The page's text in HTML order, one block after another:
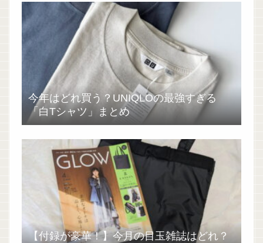
今年はどれ買う？UNIQLOの最強すぎる
「白Tシャツ」まとめ
【付録が豪華！】今月の目玉雑誌はどれ？